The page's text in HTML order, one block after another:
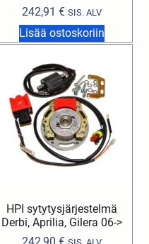
242,91€ SIS. ALV
Lisää ostoskoriin
HPI sytytysjärjestelmä
Derbi, Aprilia, Gilera 06->
242,90€